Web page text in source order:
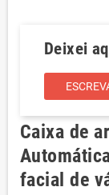
Deixei
Caixa de
facial de